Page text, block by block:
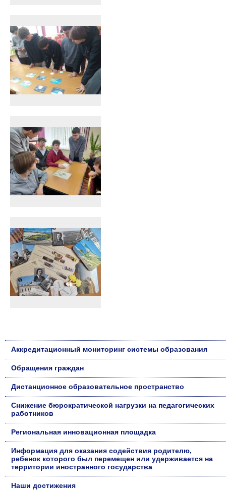
Аккредитационный мониторинг системы образования
Обращения граждан
Дистанционное образовательное пространство
Снижение бюрократической нагрузки на педагогических
работников
Региональная инновационная площадка
Информация для оказания содействия родителю,
ребенок которого был перемещен или удерживается на
территории иностранного государства
Наши достижения